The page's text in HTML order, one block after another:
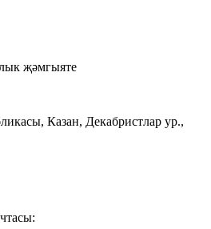
җәмгыяте
Казан, Декабристлар ур.,